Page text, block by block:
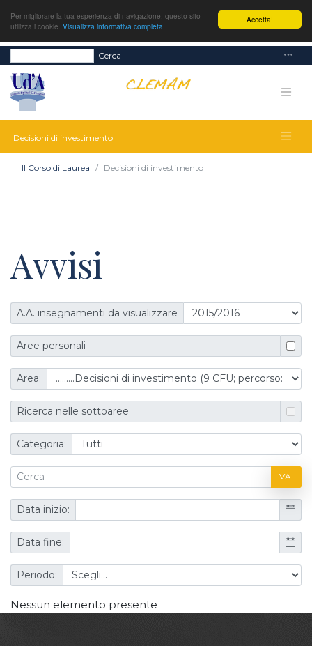
Accetta!
Per migliorare la tua esperienza di navigazione, questo sito
utilizza i cookie. Visualizza informativa completa
Cerca
Decisioni di investimento
Il Corso di Laurea Decisioni di investimento
Avvisi
A.A. insegnamenti da visualizzare
Aree personali
Area:
Ricerca nelle sottoaree
Categoria:
VAI
Data inizio:
Data fine:
Periodo:
Nessun elemento presente